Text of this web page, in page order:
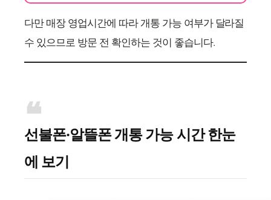
다만 매장 영업시간에 따라 개통 가능 여부가 달라질
수 있으므로 방문 전 확인하는 것이 좋습니다.
선불폰·알뜰폰 개통 가능 시간 한눈
에 보기